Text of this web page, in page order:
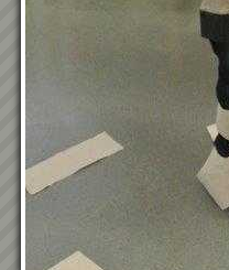
VS in
09.04.2018